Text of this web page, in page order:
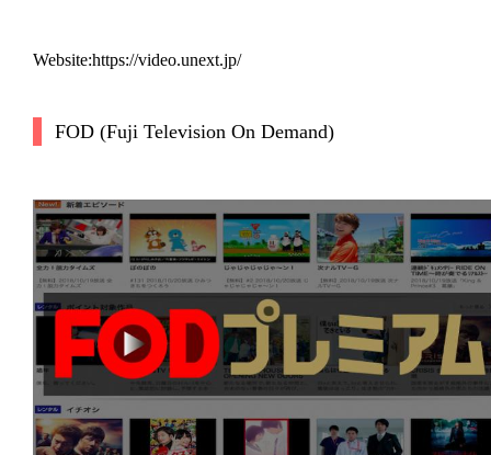
Website:https://video.unext.jp/
FOD (Fuji Television On Demand)